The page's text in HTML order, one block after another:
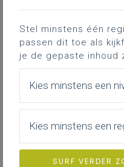
Overdracht
Contact
In dit luik vind je
regelgeving en
als school
inschrijving van
IAC-verslag.
Stel minstens één
passen dit toe als
je de gepaste inhoud
Kies minstens een
Kies minstens een
SURF VERDER